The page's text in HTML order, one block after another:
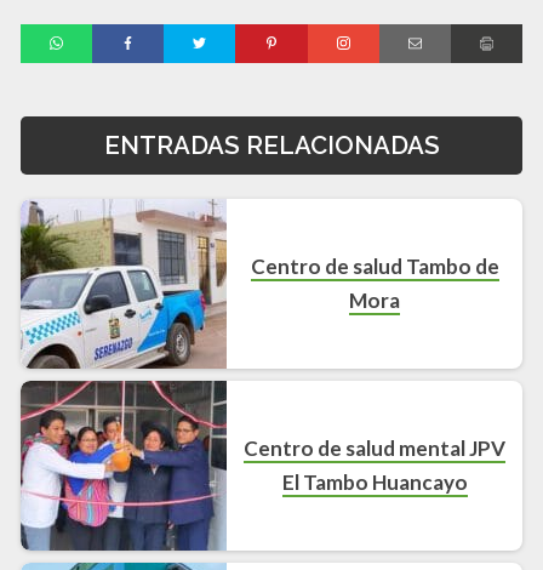
ENTRADAS RELACIONADAS
Centro de salud Tambo de
Mora
Centro de salud mental JPV
El Tambo Huancayo